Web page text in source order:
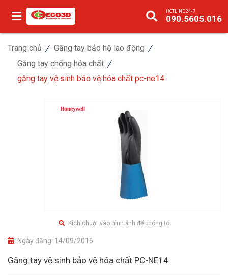
HOTLINE 24/7
090.5605.016
Trang chủ
Găng tay bảo hộ lao động
Găng tay chống hóa chất
găng tay vệ sinh bảo vệ hóa chất pc-ne14
Kích chuột vào hình ảnh để phóng to
Ngày đăng: 14/09/2016
Găng tay vệ sinh bảo vệ hóa chất PC-NE14